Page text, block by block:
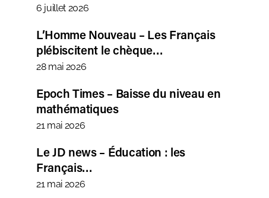
6 juillet 2026
L’Homme Nouveau – Les Français
plébiscitent le chèque…
28 mai 2026
Epoch Times – Baisse du niveau en
mathématiques
21 mai 2026
Le JD news – Éducation : les
Français…
21 mai 2026